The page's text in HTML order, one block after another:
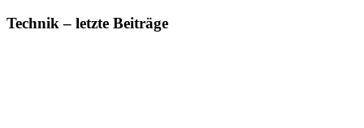
Technik – letzte Beiträge